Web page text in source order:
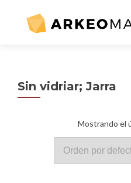
Sin vidriar; Jarra
Mostrando el